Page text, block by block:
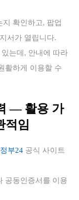
지 확인하고, 팝업
서가 열립니다.
는데, 안내에 따라
활하게 이용할 수
— 활용 가
적임
정부24 공식 사이트
공동인증서를 이용